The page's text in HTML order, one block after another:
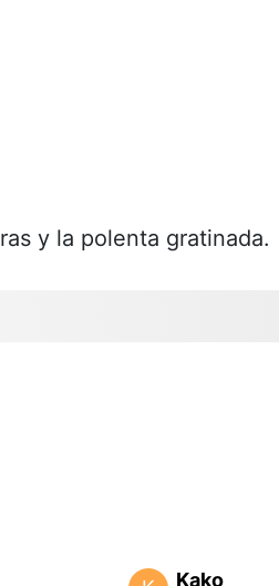
y la polenta gratinada.
Kako